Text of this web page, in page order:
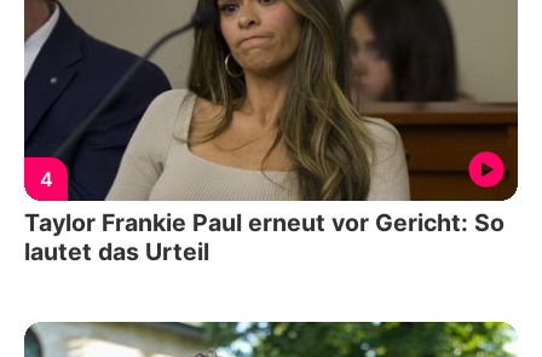
4
Taylor Frankie Paul erneut vor Gericht: So
lautet das Urteil